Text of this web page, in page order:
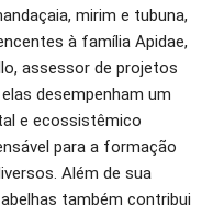
mirim e tubuna,
à família Apidae,
assessor de projetos
desempenham um
e ecossistêmico
para a formação
Além de sua
também contribui